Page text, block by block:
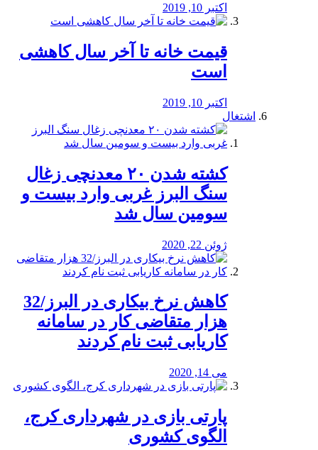
اکتبر 10, 2019
قیمت خانه تا آخر سال کاهشی
است
اکتبر 10, 2019
اشتغال
کشته شدن ۲۰ معدنچی زغال
سنگ البرز غربی وارد بیست و
سومین سال شد
ژوئن 22, 2020
کاهش نرخ بیکاری در البرز/32
هزار متقاضی کار در سامانه
کاریابی ثبت نام کردند
می 14, 2020
پارتی بازی در شهرداری کرج،
الگوی کشوری